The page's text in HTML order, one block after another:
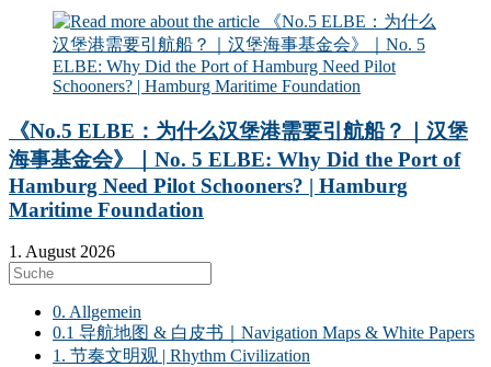
《No.5 ELBE：为什么汉堡港需要引航船？｜汉堡
海事基金会》｜No. 5 ELBE: Why Did the Port of
Hamburg Need Pilot Schooners? | Hamburg
Maritime Foundation
1. August 2026
0. Allgemein
0.1 导航地图 & 白皮书｜Navigation Maps & White Papers
1. 节奏文明观 | Rhythm Civilization